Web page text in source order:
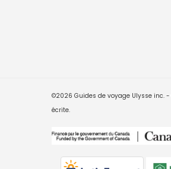
©2026 Guides de voyage Ulysse inc.
écrite.